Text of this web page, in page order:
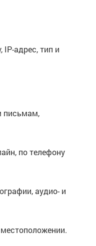
адрес, тип и
письмам,
по телефону
аудио- и